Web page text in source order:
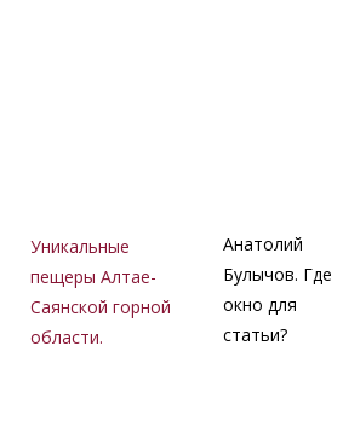
Уникальные
пещеры Алтае-
Саянской горной
области.
Анатолий
Булычов. Где
окно для
статьи?